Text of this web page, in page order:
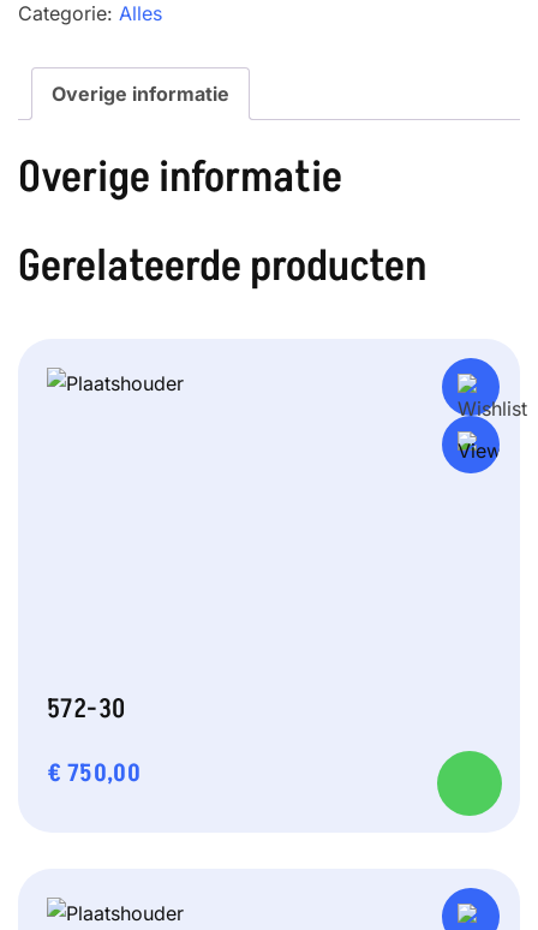
Categorie: Alles
Overige informatie
Overige informatie
Gerelateerde producten
572-30
€ 750,00